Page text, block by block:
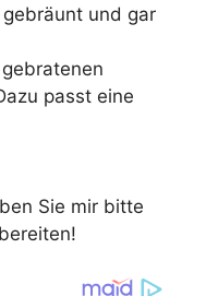
und gar
passt eine
Sie mir bitte